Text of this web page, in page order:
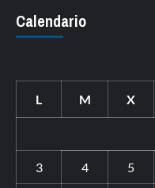
Calendario
L M X
3 4 5